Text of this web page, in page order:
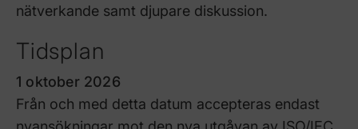
nätverkande samt djupare diskussion.
Tidsplan
1 oktober 2026
Från och med detta datum accepteras endast